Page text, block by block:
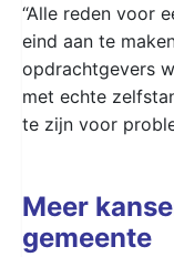
“Alle reden voor
eind aan te
opdrachtgevers
met echte
te zijn voor
Meer
gemeente